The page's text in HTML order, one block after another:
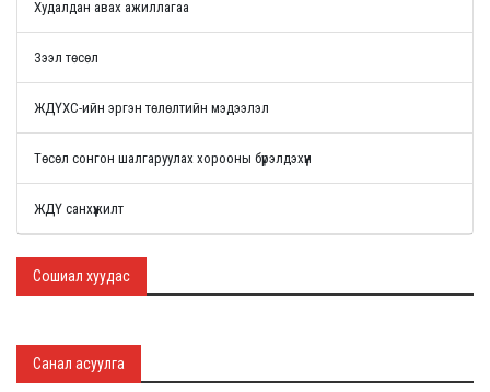
Худалдан авах ажиллагаа
Зээл төсөл
ЖДҮХС-ийн эргэн төлөлтийн мэдээлэл
Төсөл сонгон шалгаруулах хорооны бүрэлдэхүүн
ЖДҮ санхүүжилт
Сошиал хуудас
Санал асуулга